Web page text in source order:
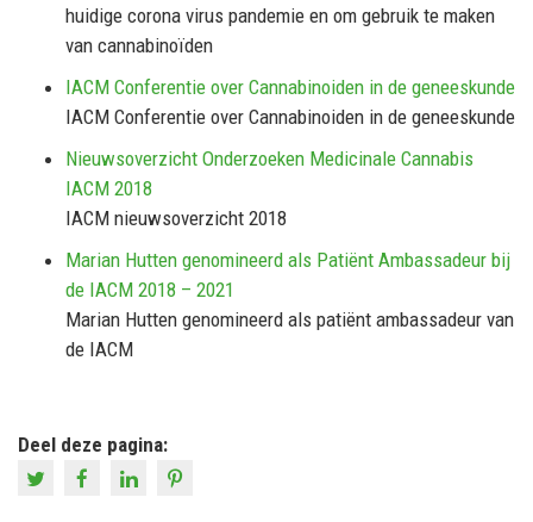
huidige corona virus pandemie en om gebruik te maken
van cannabinoïden
IACM Conferentie over Cannabinoiden in de geneeskunde
IACM Conferentie over Cannabinoiden in de geneeskunde
Nieuwsoverzicht Onderzoeken Medicinale Cannabis
IACM 2018
IACM nieuwsoverzicht 2018
Marian Hutten genomineerd als Patiënt Ambassadeur bij
de IACM 2018 – 2021
Marian Hutten genomineerd als patiënt ambassadeur van
de IACM
Deel deze pagina: